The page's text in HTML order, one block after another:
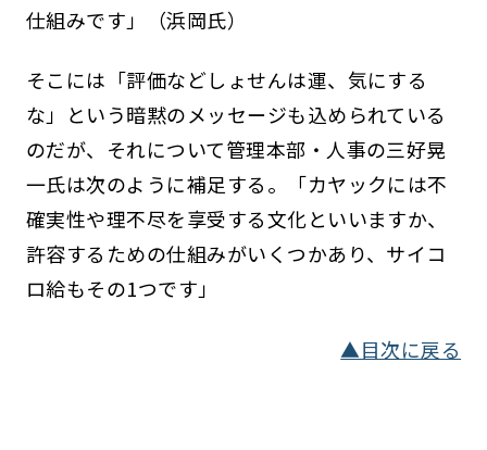
仕組みです」（浜岡氏）
そこには「評価などしょせんは運、気にする
な」という暗黙のメッセージも込められている
のだが、それについて管理本部・人事の三好晃
一氏は次のように補足する。「カヤックには不
確実性や理不尽を享受する文化といいますか、
許容するための仕組みがいくつかあり、サイコ
ロ給もその1つです」
▲目次に戻る